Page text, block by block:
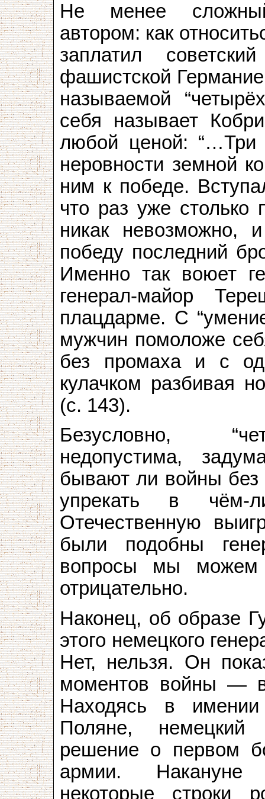
Не менее
автором: как
заплатил
фашистской
называемой
себя называет
любой ценой: “…Три
неровности земной
ним к победе.
что раз уже столько
никак невозможно,
победу последний
Именно так воюет
генерал-майор
плацдарме. С
мужчин помоложе
без промаха и с
кулачком разбивая
(с. 143).
Безусловно,
недопустима,
бывают ли войны
упрекать в чём-
Отечественную
были подобны
вопросы мы можем
отрицательно.
Наконец, об образе
этого немецкого
Нет, нельзя. Он
моментов войны —
Находясь в
Поляне, немецкий
решение о первом
армии. Накануне
некоторые